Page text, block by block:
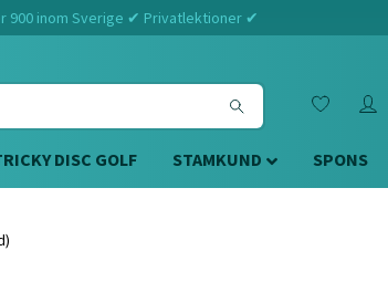
900 inom Sverige ✔ Privatlektioner ✔
DISC GOLF STAMKUND SPONS